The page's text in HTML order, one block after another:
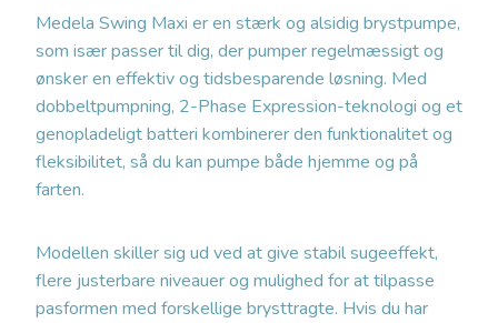
Medela Swing Maxi er en stærk og alsidig brystpumpe,
som især passer til dig, der pumper regelmæssigt og
ønsker en effektiv og tidsbesparende løsning. Med
dobbeltpumpning, 2-Phase Expression-teknologi og et
genopladeligt batteri kombinerer den funktionalitet og
fleksibilitet, så du kan pumpe både hjemme og på
farten.
Modellen skiller sig ud ved at give stabil sugeeffekt,
flere justerbare niveauer og mulighed for at tilpasse
pasformen med forskellige brysttragte. Hvis du har